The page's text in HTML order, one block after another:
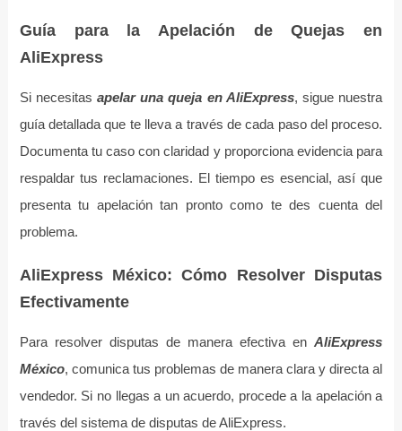
Guía para la Apelación de Quejas en
AliExpress
Si necesitasapelar una queja en AliExpress, sigue nuestra
guía detallada que te lleva a través de cada paso del proceso.
Documenta tu caso con claridad y proporciona evidencia para
respaldar tus reclamaciones. El tiempo es esencial, así que
presenta tu apelación tan pronto como te des cuenta del
problema.
AliExpress México: Cómo Resolver Disputas
Efectivamente
Para resolver disputas de manera efectiva enAliExpress
México, comunica tus problemas de manera clara y directa al
vendedor. Si no llegas a un acuerdo, procede a la apelación a
través del sistema de disputas de AliExpress.